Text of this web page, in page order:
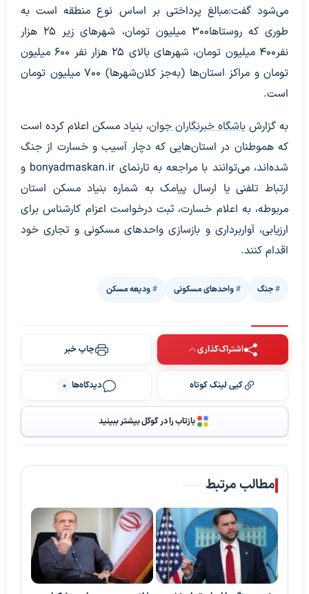
می‌شود گفت:مبالغ پرداختی بر اساس نوع منطقه است به
طوری که روستاها۳۰۰ میلیون تومان، شهر‌های زیر ۲۵ هزار
نفر۴۰۰ میلیون تومان، شهر‌های بالای ۲۵ هزار نفر ۶۰۰ میلیون
تومان و مراکز استان‌ها (به‌جز کلان‌شهرها) ۷۰۰ میلیون تومان
است.
به گزارش باشگاه خبرنگاران جوان، بنیاد مسکن اعلام کرده است
که هموطنان در استان‌هایی که دچار آسیب و خسارت از جنگ
شده‌اند، می‌توانند با مراجعه به تارنمای bonyadmaskan.ir و
ارتباط تلفنی یا ارسال پیامک به شماره بنیاد مسکن استان
مربوطه، به اعلام خسارت، ثبت درخواست اعزام کارشناس برای
ارزیابی، آواربرداری و بازسازی واحد‌های مسکونی و تجاری خود
اقدام کنند.
جنگ واحدهای مسکونی ودیعه مسکن
اشتراک‌گذاری چاپ خبر
کپی لینک کوتاه دیدگاه‌ها 0
بازتاب را در گوگل بیشتر ببینید
مطالب مرتبط